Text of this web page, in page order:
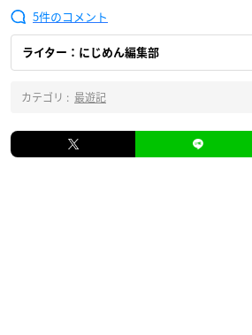
5
ライター：にじめん編集部
カテゴリ : 最遊記